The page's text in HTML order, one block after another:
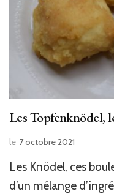
Les Topfenknödel,
le 7 octobre 2021
Les Knödel, ces
d’un mélange